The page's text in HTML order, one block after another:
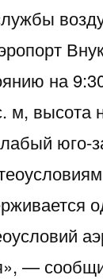
на
м, высота
—